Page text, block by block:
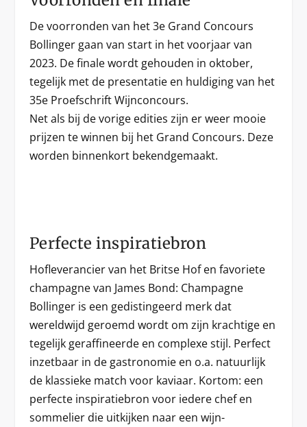
De voorronden van het 3e Grand Concours
Bollinger gaan van start in het voorjaar van
2023. De finale wordt gehouden in oktober,
tegelijk met de presentatie en huldiging van het
35e Proefschrift Wijnconcours.
Net als bij de vorige edities zijn er weer mooie
prijzen te winnen bij het Grand Concours. Deze
worden binnenkort bekendgemaakt.
Perfecte inspiratiebron
Hofleverancier van het Britse Hof en favoriete
champagne van James Bond: Champagne
Bollinger is een gedistingeerd merk dat
wereldwijd geroemd wordt om zijn krachtige en
tegelijk geraffineerde en complexe stijl. Perfect
inzetbaar in de gastronomie en o.a. natuurlijk
de klassieke match voor kaviaar. Kortom: een
perfecte inspiratiebron voor iedere chef en
sommelier die uitkijken naar een wijn-